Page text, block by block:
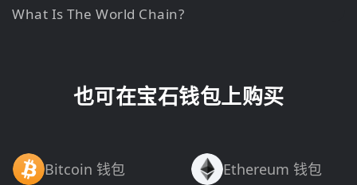
What Is The World Chain?
也可在宝石钱包上购买
Bitcoin 钱包 Ethereum 钱包